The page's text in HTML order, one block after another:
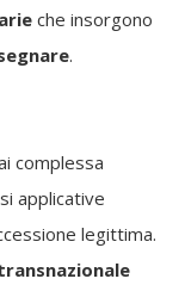
che insorgono
.
complessa
applicative
legittima.